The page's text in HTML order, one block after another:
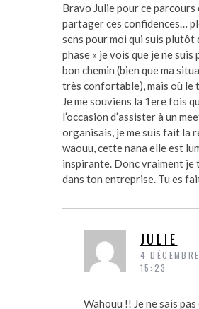
Bravo Julie pour ce parcours
partager ces confidences…
sens pour moi qui suis plutôt
phase « je vois que je ne suis
bon chemin (bien que ma
très confortable), mais où le
Je me souviens la 1ere fois
l’occasion d’assister à un
organisais, je me suis fait la
waouu, cette nana elle est
inspirante. Donc vraiment je
dans ton entreprise. Tu es
JULIE
4
15:23
Wahouu !! Je ne sais